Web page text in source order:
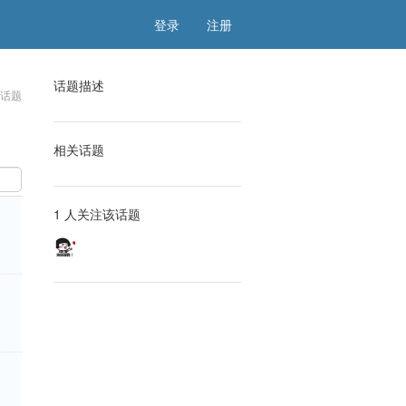
注册
登录
题
话题描述
相关话题
1 人关注该话题